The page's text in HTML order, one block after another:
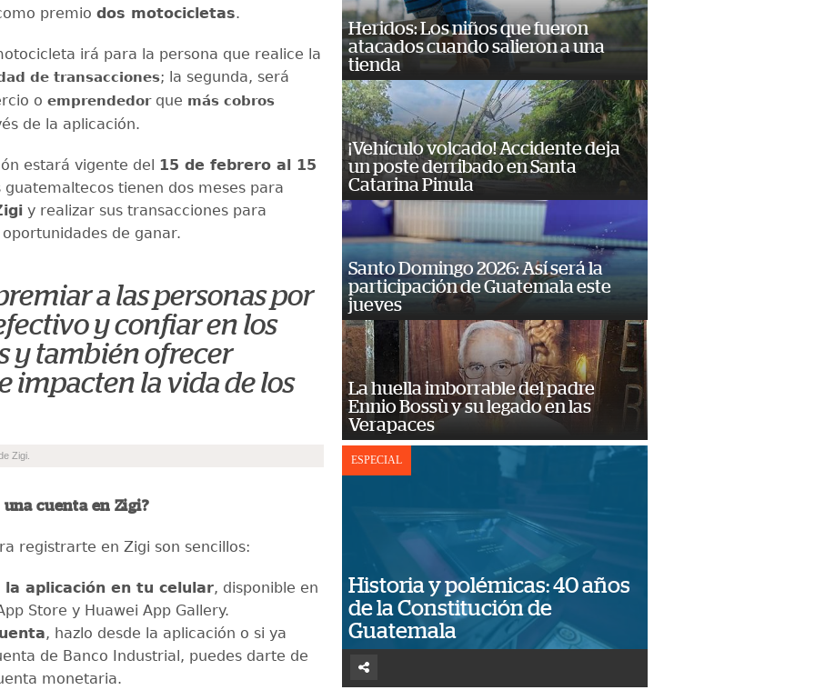
premio dos motocicletas.
irá para la persona que realice la
de transacciones; la segunda, será
o emprendedorque más cobros
de la aplicación.
estará vigente del 15 de febrero al 15
guatemaltecos tienen dos meses para
y realizar sus transacciones para
de ganar.
a las personas por
y confiar en los
y también ofrecer
impacten la vida de los
Zigi.
cuenta en Zigi?
registrarte en Zigi son sencillos:
la aplicación en tu celular, disponible en
Store y Huawei App Gallery.
, hazlo desde la aplicación o si ya
de Banco Industrial, puedes darte de
monetaria.
Heridos: Los niños que fueron
atacados cuando salieron a una
tienda
¡Vehículo volcado! Accidente deja
un poste derribado en Santa
Catarina Pinula
Santo Domingo 2026: Así será la
participación de Guatemala este
jueves
La huella imborrable del padre
Ennio Bossù y su legado en las
Verapaces
ESPECIAL
Historia y polémicas: 40 años
de la Constitución de
Guatemala